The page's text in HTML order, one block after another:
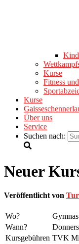
Kurse
Fitness
Kurse
Über uns
Service
Suchen nach:
Neuer
Veröffentlicht von
Wo?
Wann?
Kursgebühren TVK